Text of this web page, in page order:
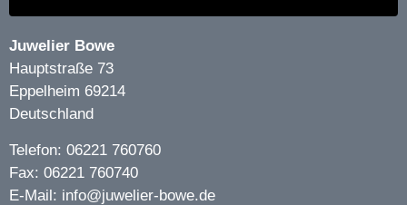
Juwelier Bowe
Hauptstraße 73
Eppelheim 69214
Deutschland
Telefon: 06221 760760
Fax: 06221 760740
E-Mail: info@juwelier-bowe.de